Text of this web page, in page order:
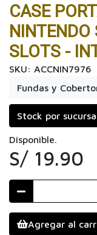
CASE
NINTENDO
SLOTS -
SKU: ACCNIN7976
Fundas y
Stock por
Disponible.
S/ 19.90
Agregar al